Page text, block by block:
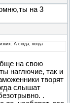
на 3
А сюда, когда
на свою
наглючие, так и
творят
слышат
.